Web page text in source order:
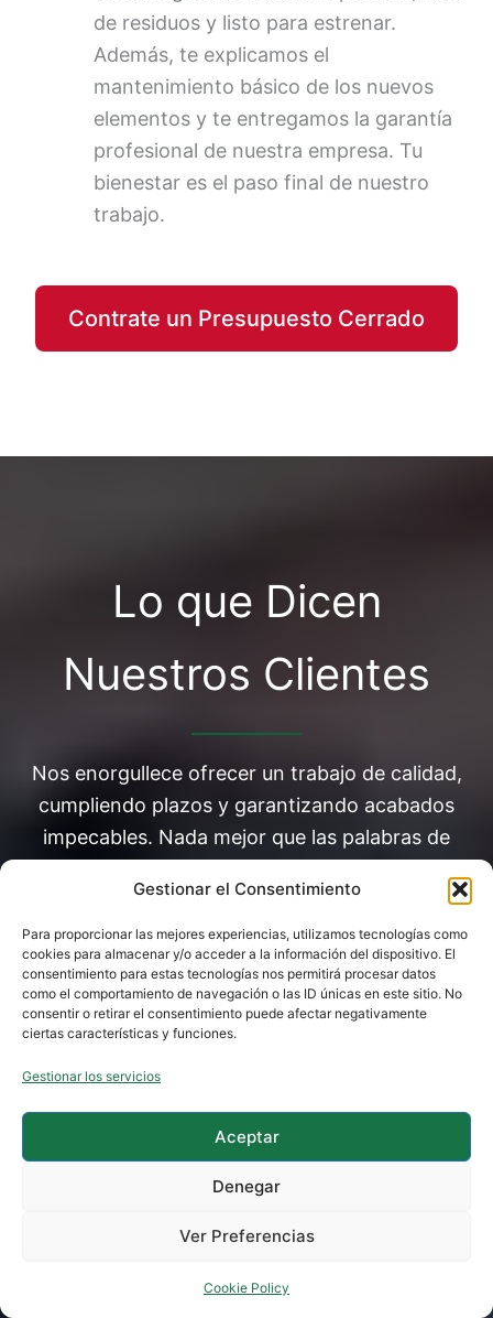
Gestionar el Consentimiento
Para proporcionar las mejores experiencias, utilizamos tecnologías como
cookies para almacenar y/o acceder a la información del dispositivo. El
consentimiento para estas tecnologías nos permitirá procesar datos
como el comportamiento de navegación o las ID únicas en este sitio. No
consentir o retirar el consentimiento puede afectar negativamente
ciertas características y funciones.
Gestionar los servicios
Aceptar
Denegar
Ver Preferencias
Cookie Policy
de residuos y listo para estrenar.
Además, te explicamos el
mantenimiento básico de los nuevos
elementos y te entregamos la garantía
profesional de nuestra empresa. Tu
bienestar es el paso final de nuestro
trabajo.
Contrate un Presupuesto Cerrado
Lo que Dicen
Nuestros Clientes
Nos enorgullece ofrecer un trabajo de calidad,
cumpliendo plazos y garantizando acabados
impecables. Nada mejor que las palabras de
demostrar nuestro compromiso con cada
reforma.
«Lo mejor fue la gestión llave en mano. No
tuve que buscar fontanero ni electricista
por mi cuenta, ellos coordinaron todo. La
Ane Zabaleta (Casco Histórico,
Hondarribia)